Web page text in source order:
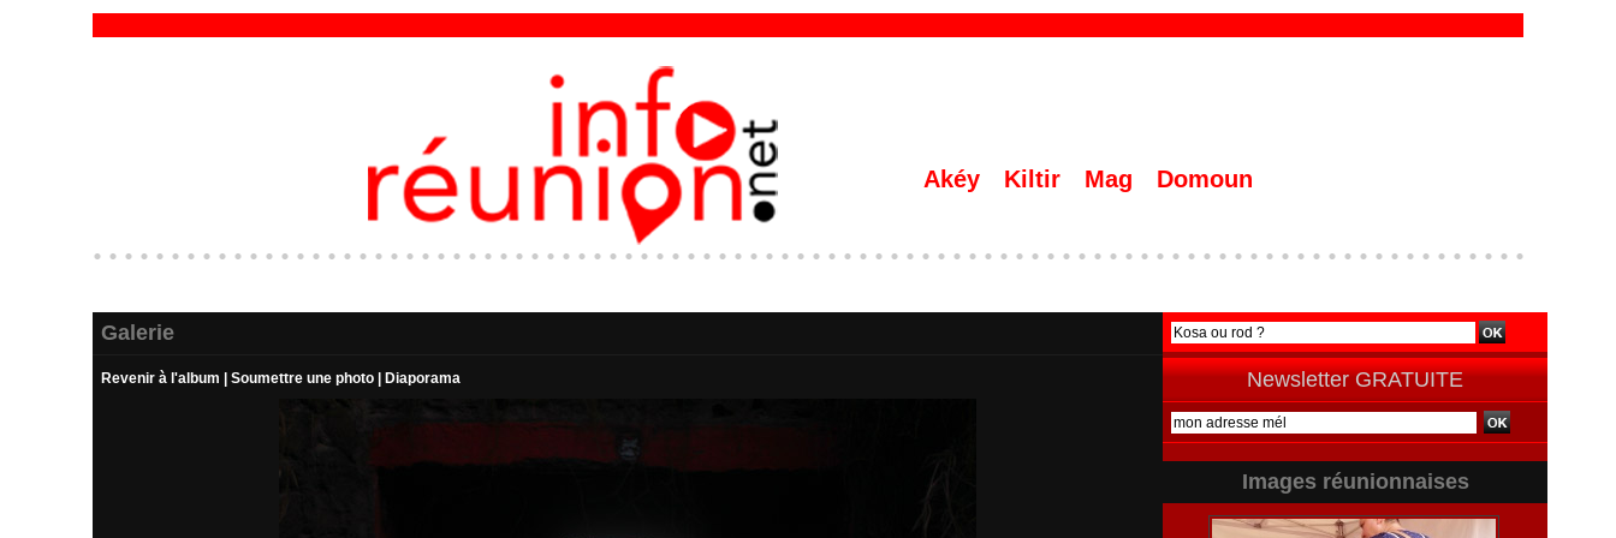
Akéy Kiltir Mag Domoun
Galerie
Revenir à l'album Soumettre une photo Diaporama Newsletter GRATUITE
Images réunionnaises